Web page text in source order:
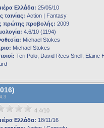
Ελλάδα: 25/05/10
ταινίας: Action | Fantasy
πρώτης προβολής: 2009
4.6/10 (1194)
Michael Stokes
Michael Stokes
Teri Polo, David Rees Snell, Elaine
4.4/10
Ελλάδα: 18/11/16